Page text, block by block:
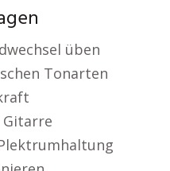
üben
Tonarten
Gitarre